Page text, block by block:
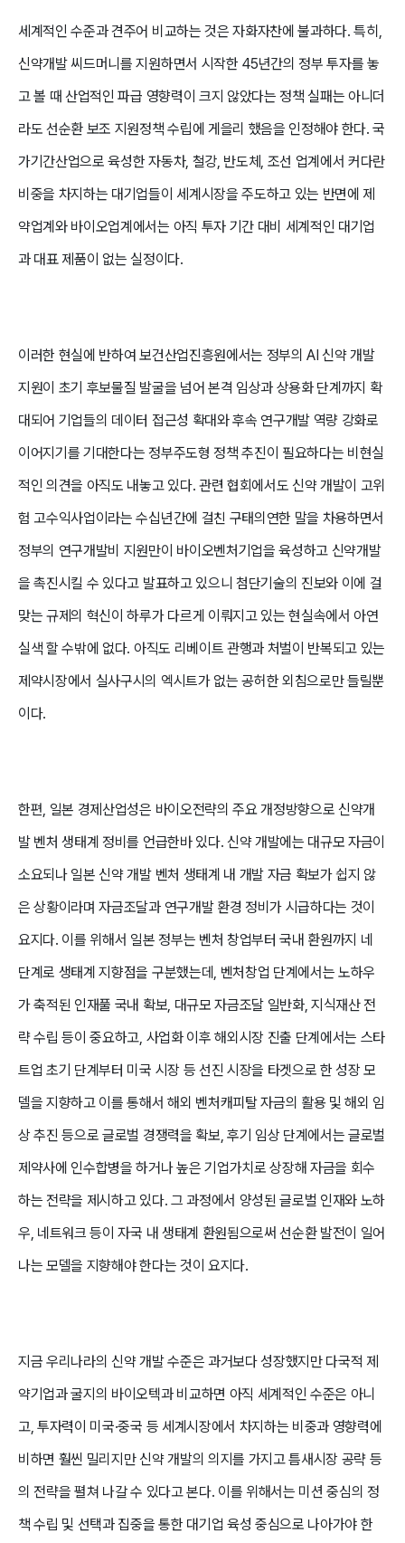
세계적인 수준과 견주어 비교하는 것은 자화자찬에 불과하다. 특히,
신약개발 씨드머니를 지원하면서 시작한 45년간의 정부 투자를 놓
고 볼 때 산업적인 파급 영향력이 크지 않았다는 정책 실패는 아니더
라도 선순환 보조 지원정책 수립에 게을리 했음을 인정해야 한다. 국
가기간산업으로 육성한 자동차, 철강, 반도체, 조선 업계에서 커다란
비중을 차지하는 대기업들이 세계시장을 주도하고 있는 반면에 제
약업계와 바이오업계에서는 아직 투자 기간 대비 세계적인 대기업
과 대표 제품이 없는 실정이다.
이러한 현실에 반하여 보건산업진흥원에서는 정부의 AI 신약 개발
지원이 초기 후보물질 발굴을 넘어 본격 임상과 상용화 단계까지 확
대되어 기업들의 데이터 접근성 확대와 후속 연구개발 역량 강화로
이어지기를 기대한다는 정부주도형 정책 추진이 필요하다는 비현실
적인 의견을 아직도 내놓고 있다. 관련 협회에서도 신약 개발이 고위
험 고수익사업이라는 수십년간에 걸친 구태의연한 말을 차용하면서
정부의 연구개발비 지원만이 바이오벤처기업을 육성하고 신약개발
을 촉진시킬 수 있다고 발표하고 있으니 첨단기술의 진보와 이에 걸
맞는 규제의 혁신이 하루가 다르게 이뤄지고 있는 현실속에서 아연
실색 할 수밖에 없다. 아직도 리베이트 관행과 처벌이 반복되고 있는
제약시장에서 실사구시의 엑시트가 없는 공허한 외침으로만 들릴뿐
이다.
한편, 일본 경제산업성은 바이오전략의 주요 개정방향으로 신약개
발 벤처 생태계 정비를 언급한바 있다. 신약 개발에는 대규모 자금이
소요되나 일본 신약 개발 벤처 생태계 내 개발 자금 확보가 쉽지 않
은 상황이라며 자금조달과 연구개발 환경 정비가 시급하다는 것이
요지다. 이를 위해서 일본 정부는 벤처 창업부터 국내 환원까지 네
단계로 생태계 지향점을 구분했는데, 벤처창업 단계에서는 노하우
가 축적된 인재풀 국내 확보, 대규모 자금조달 일반화, 지식재산 전
략 수립 등이 중요하고, 사업화 이후 해외시장 진출 단계에서는 스타
트업 초기 단계부터 미국 시장 등 선진 시장을 타겟으로 한 성장 모
델을 지향하고 이를 통해서 해외 벤처캐피탈 자금의 활용 및 해외 임
상 추진 등으로 글로벌 경쟁력을 확보, 후기 임상 단계에서는 글로벌
제약사에 인수합병을 하거나 높은 기업가치로 상장해 자금을 회수
하는 전략을 제시하고 있다. 그 과정에서 양성된 글로벌 인재와 노하
우, 네트워크 등이 자국 내 생태계 환원됨으로써 선순환 발전이 일어
나는 모델을 지향해야 한다는 것이 요지다.
지금 우리나라의 신약 개발 수준은 과거보다 성장했지만 다국적 제
약기업과 굴지의 바이오텍과 비교하면 아직 세계적인 수준은 아니
고, 투자력이 미국·중국 등 세계시장에서 차지하는 비중과 영향력에
비하면 훨씬 밀리지만 신약 개발의 의지를 가지고 틈새시장 공략 등
의 전략을 펼쳐 나갈 수 있다고 본다. 이를 위해서는 미션 중심의 정
책 수립 및 선택과 집중을 통한 대기업 육성 중심으로 나아가야 한